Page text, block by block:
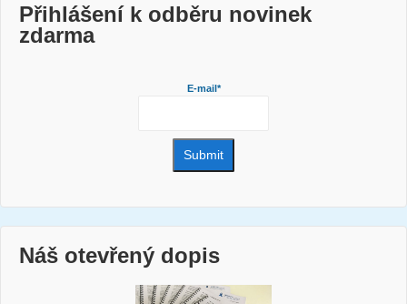
Přihlášení k odběru novinek
zdarma
E-mail*
Náš otevřený dopis